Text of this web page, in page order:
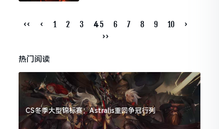
‹‹ ‹ 1 2 3 4 5 6 7 8 9 10
›
››
热门阅读
CS冬季大型锦标赛：Astralis重回争冠行列